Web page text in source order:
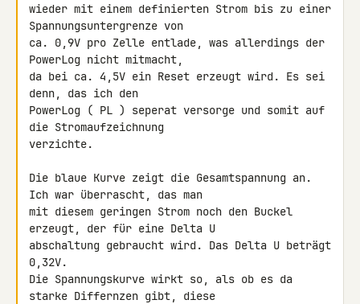
wieder mit einem definierten Strom bis zu einer
Spannungsuntergrenze von
ca. 0,9V pro Zelle entlade, was allerdings der
PowerLog nicht mitmacht,
da bei ca. 4,5V ein Reset erzeugt wird. Es sei
denn, das ich den
PowerLog ( PL ) seperat versorge und somit auf
die Stromaufzeichnung
verzichte.
Die blaue Kurve zeigt die Gesamtspannung an.
Ich war überrascht, das man
mit diesem geringen Strom noch den Buckel
erzeugt, der für eine Delta U
abschaltung gebraucht wird. Das Delta U beträgt
0,32V.
Die Spannungskurve wirkt so, als ob es da
starke Differnzen gibt, diese